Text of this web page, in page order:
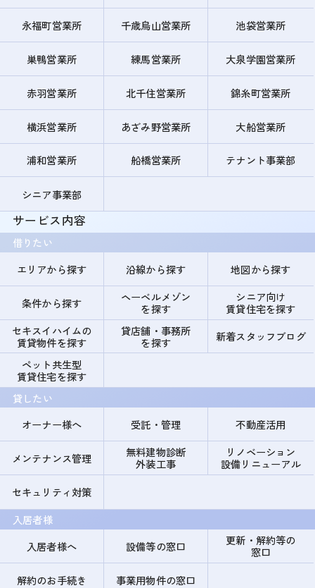
永福町営業所 千歳烏山営業所 池袋営業所
巣鴨営業所 練馬営業所 大泉学園営業所
赤羽営業所 北千住営業所 錦糸町営業所
横浜営業所 あざみ野営業所 大船営業所
浦和営業所 船橋営業所 テナント事業部
シニア事業部
サービス内容
借りたい
エリアから探す
沿線から探す 地図から探す
条件から探す
ヘーベルメゾン
を探す
シニア向け
賃貸住宅を探す
セキスイハイムの
賃貸物件を探す
貸店舗・事務所
を探す
新着スタッフブログ
ペット共生型
賃貸住宅を探す
貸したい
オーナー様へ
受託・管理 不動産活用
メンテナンス管理
無料建物診断
外装工事
リノベーション
設備リニューアル
セキュリティ対策
入居者様
入居者様へ
設備等の窓口
更新・解約等の
窓口
解約のお手続き
事業用物件の窓口